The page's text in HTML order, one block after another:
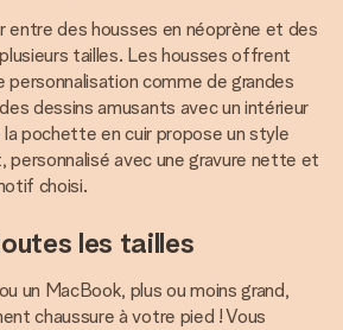
entre des housses en néoprène et des
tailles. Les housses offrent
personnalisation comme de grandes
dessins amusants avec un intérieur
pochette en cuir propose un style
personnalisé avec une gravure nette et
choisi.
les tailles
un MacBook, plus ou moins grand,
chaussure à votre pied ! Vous